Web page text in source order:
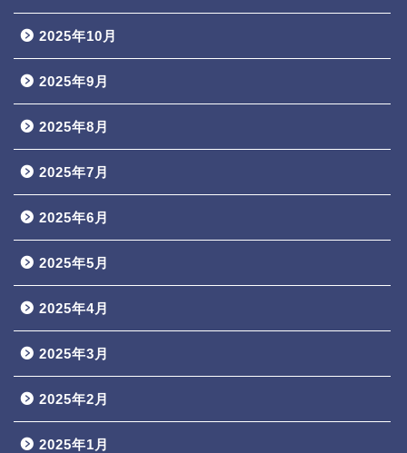
2025年10月
2025年9月
2025年8月
2025年7月
2025年6月
2025年5月
2025年4月
2025年3月
2025年2月
2025年1月